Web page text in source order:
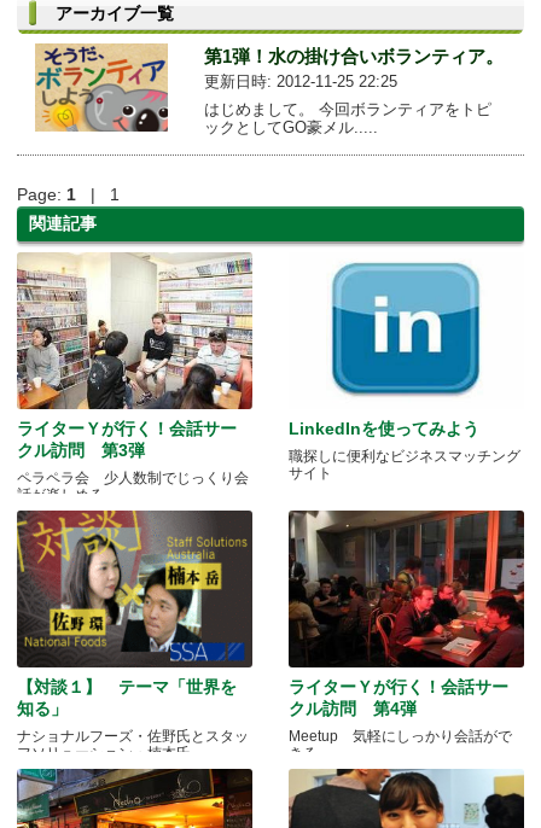
アーカイブ一覧
第1弾！水の掛け合いボランティア。
更新日時: 2012-11-25 22:25
はじめまして。 今回ボランティアをトピ
ックとしてGO豪メル.....
Page: 1 | 1
関連記事
ライターＹが行く！会話サー
クル訪問 第3弾
ペラペラ会 少人数制でじっくり会
話が楽しめる
LinkedInを使ってみよう
職探しに便利なビジネスマッチング
サイト
【対談１】 テーマ「世界を
知る」
ナショナルフーズ・佐野氏とスタッ
フソリューション・楠本氏
ライターＹが行く！会話サー
クル訪問 第4弾
Meetup 気軽にしっかり会話がで
きる